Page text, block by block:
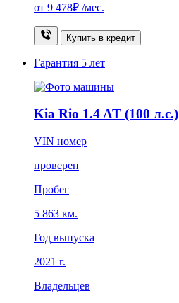
от 9 478₽ /мес.
Купить в кредит
Гарантия 5 лет
Kia Rio 1.4 AT (100 л.с.)
VIN номер
проверен
Пробег
5 863 км.
Год выпуска
2021 г.
Владельцев